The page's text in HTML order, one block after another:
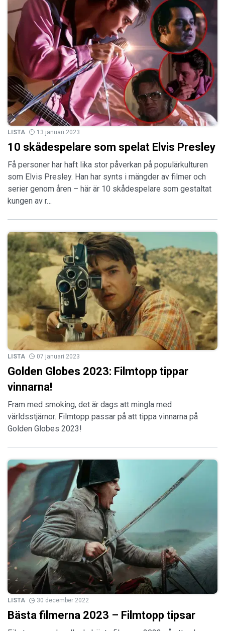
LISTA 13 januari 2023
10 skådespelare som spelat Elvis Presley
Få personer har haft lika stor påverkan på populärkulturen
som Elvis Presley. Han har synts i mängder av filmer och
serier genom åren – här är 10 skådespelare som gestaltat
kungen av r…
LISTA 07 januari 2023
Golden Globes 2023: Filmtopp tippar
vinnarna!
Fram med smoking, det är dags att mingla med
världsstjärnor. Filmtopp passar på att tippa vinnarna på
Golden Globes 2023!
LISTA 30 december 2022
Bästa filmerna 2023 – Filmtopp tipsar